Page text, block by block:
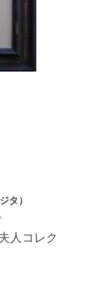
タ）
人コレク